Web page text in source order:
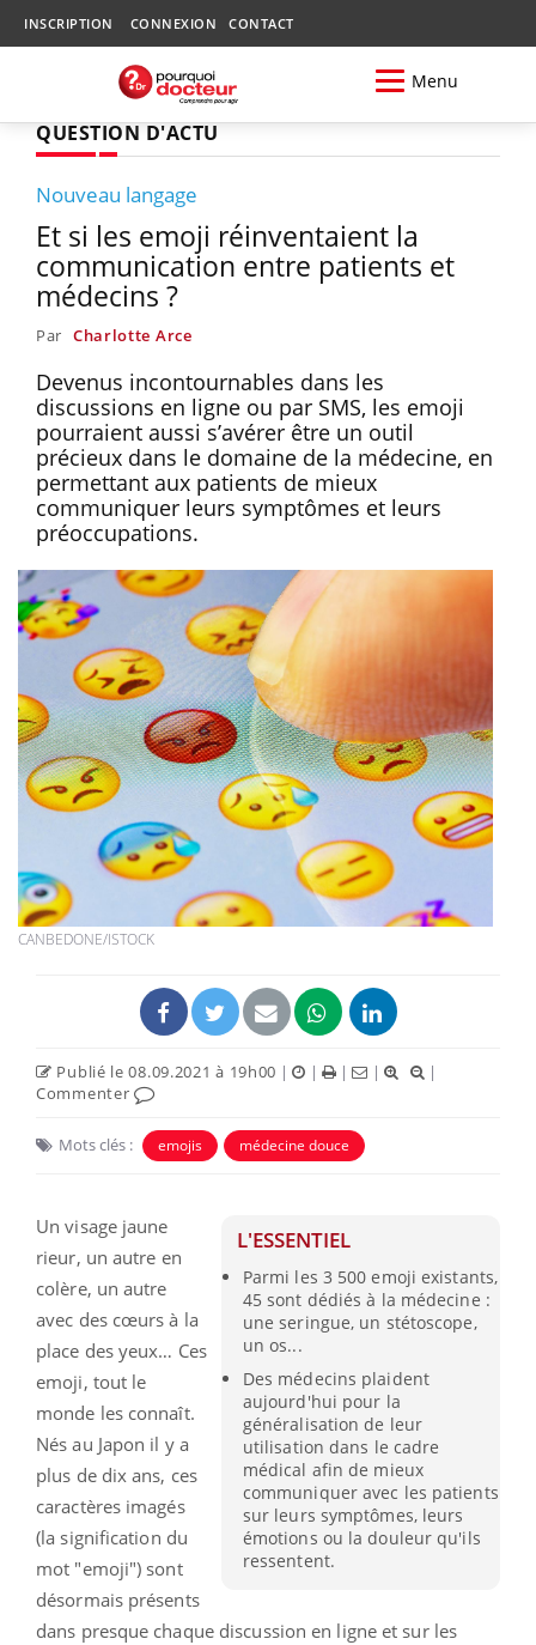
INSCRIPTION CONNEXION CONTACT
Menu
QUESTION D'ACTU
Nouveau langage
Et si les emoji réinventaient la
communication entre patients et
médecins ?
Par Charlotte Arce
Devenus incontournables dans les
discussions en ligne ou par SMS, les emoji
pourraient aussi s’avérer être un outil
précieux dans le domaine de la médecine, en
permettant aux patients de mieux
communiquer leurs symptômes et leurs
préoccupations.
CANBEDONE/ISTOCK
Publié le 08.09.2021 à 19h00 | | | |
|
Commenter
Mots clés : emojis médecine douce
L'ESSENTIEL
Parmi les 3 500 emoji existants,
45 sont dédiés à la médecine :
une seringue, un stétoscope,
un os...
Des médecins plaident
aujourd'hui pour la
généralisation de leur
utilisation dans le cadre
médical afin de mieux
communiquer avec les patients
sur leurs symptômes, leurs
émotions ou la douleur qu'ils
ressentent.
Un visage jaune
rieur, un autre en
colère, un autre
avec des cœurs à la
place des yeux… Ces
emoji, tout le
monde les connaît.
Nés au Japon il y a
plus de dix ans, ces
caractères imagés
(la signification du
mot "emoji") sont
désormais présents
dans presque chaque discussion en ligne et sur les